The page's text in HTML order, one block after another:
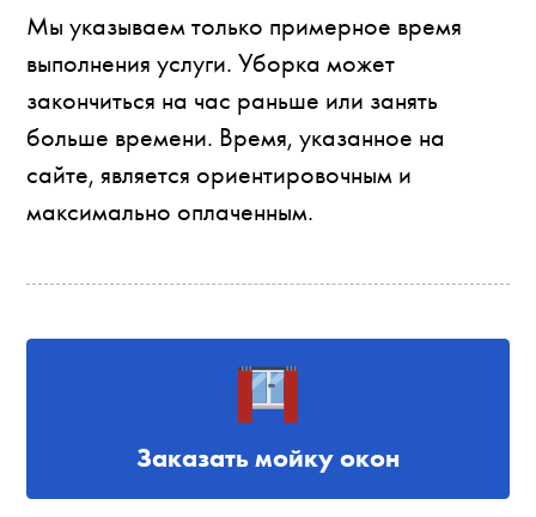
Мы указываем только примерное время
выполнения услуги. Уборка может
закончиться на час раньше или занять
больше времени. Время, указанное на
сайте, является ориентировочным и
максимально оплаченным.
Заказать мойку окон